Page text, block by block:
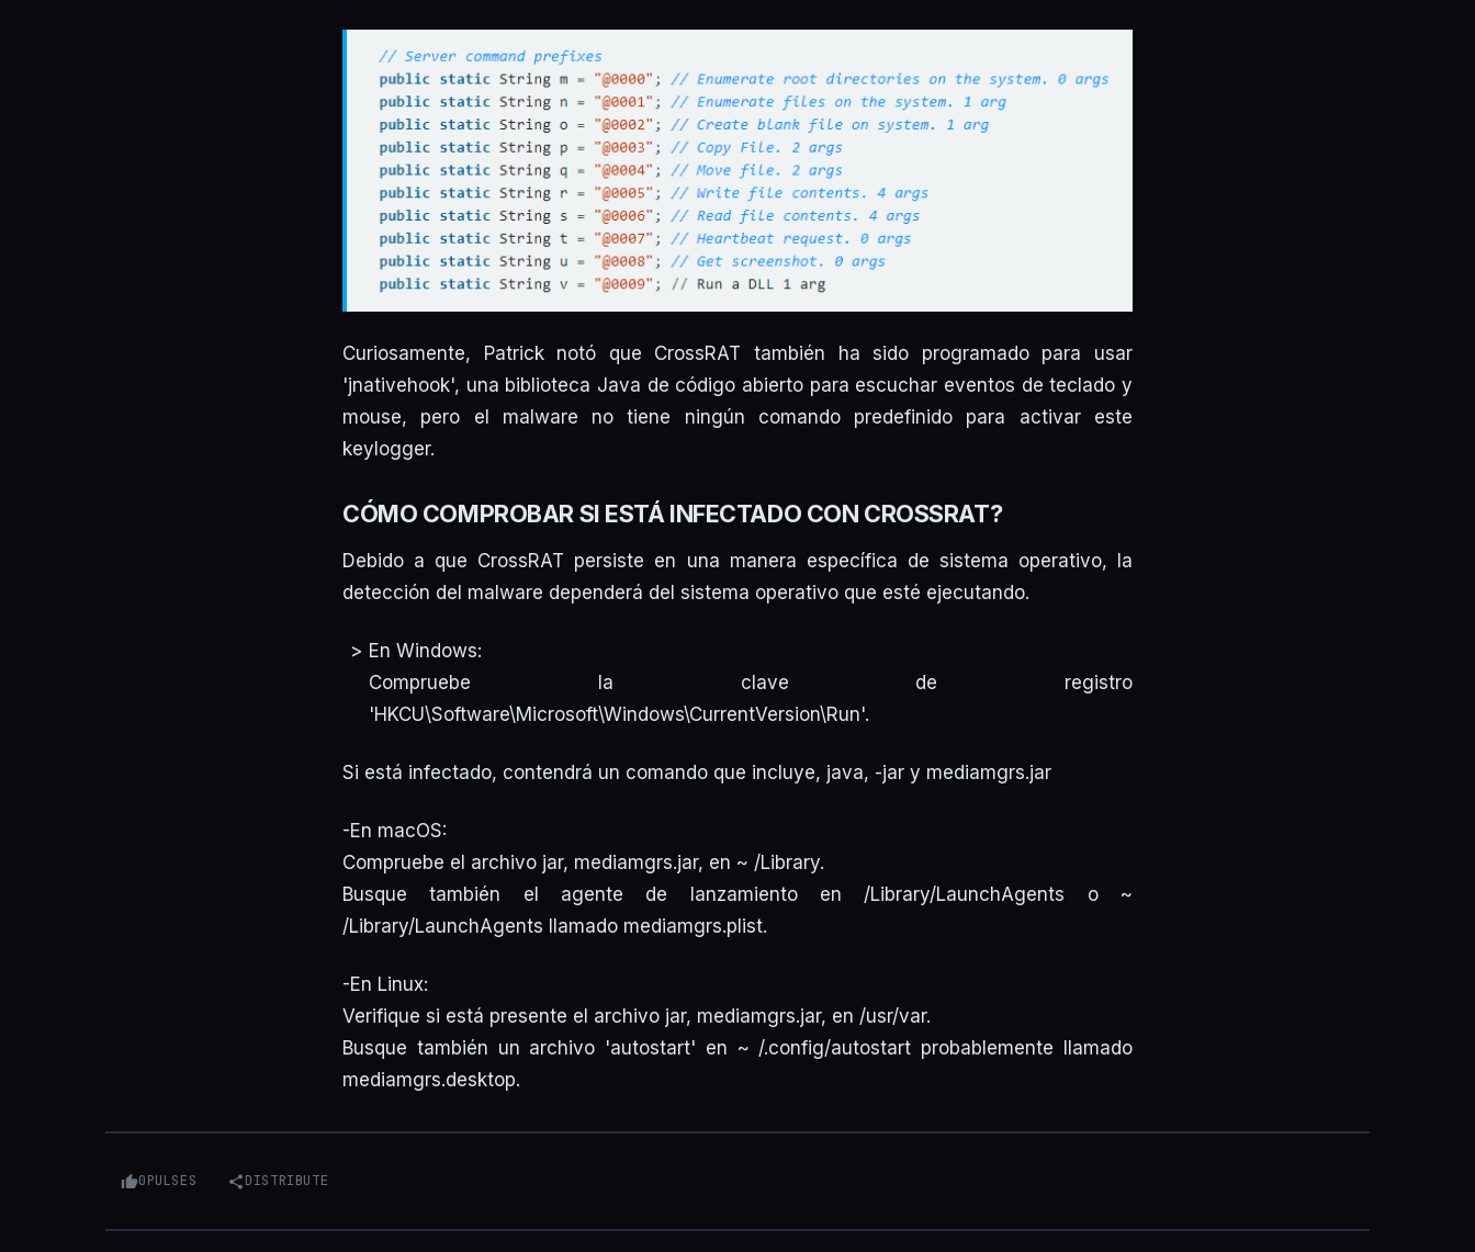
Curiosamente, Patrick notó que CrossRAT también ha sido programado para usar
'jnativehook', una biblioteca Java de código abierto para escuchar eventos de teclado y
mouse, pero el malware no tiene ningún comando predefinido para activar este
keylogger.
CÓMO COMPROBAR SI ESTÁ INFECTADO CON CROSSRAT?
Debido a que CrossRAT persiste en una manera específica de sistema operativo, la
detección del malware dependerá del sistema operativo que esté ejecutando.
En Windows:
Compruebe la clave de registro
'HKCU\Software\Microsoft\Windows\CurrentVersion\Run'.
Si está infectado, contendrá un comando que incluye, java, -jar y mediamgrs.jar
-En macOS:
Compruebe el archivo jar, mediamgrs.jar, en ~ /Library.
Busque también el agente de lanzamiento en /Library/LaunchAgents o ~
/Library/LaunchAgents llamado mediamgrs.plist.
-En Linux:
Verifique si está presente el archivo jar, mediamgrs.jar, en /usr/var.
Busque también un archivo 'autostart' en ~ /.config/autostart probablemente llamado
mediamgrs.desktop.
0PULSES DISTRIBUTE